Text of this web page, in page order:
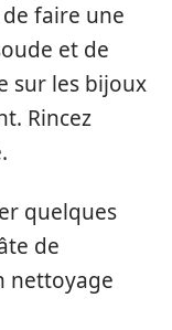
faire une
et de
sur les bijoux
Rincez
quelques
de
nettoyage